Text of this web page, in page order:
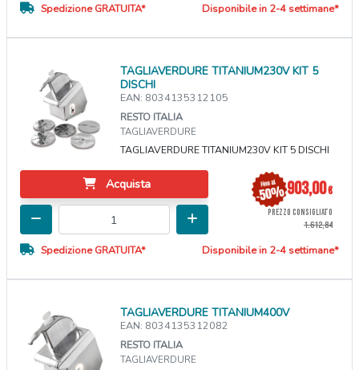
Spedizione GRATUITA* Disponibile in 2-4 settimane*
TAGLIAVERDURE TITANIUM230V KIT 5
DISCHI
EAN: 8034135312105
RESTO ITALIA
TAGLIAVERDURE
TAGLIAVERDURE TITANIUM230V KIT 5 DISCHI
Acquista 903,00€
PREZZO CONSIGLIATO
1.612,84
Spedizione GRATUITA* Disponibile in 2-4 settimane*
TAGLIAVERDURE TITANIUM400V
EAN: 8034135312082
RESTO ITALIA
TAGLIAVERDURE